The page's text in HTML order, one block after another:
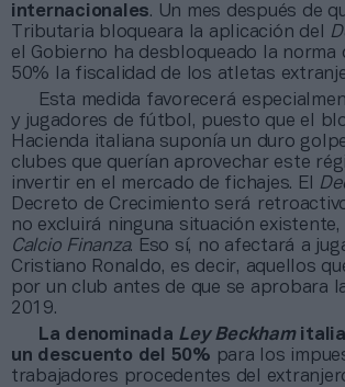
internacionales. Un mes después de
Tributaria bloqueara la aplicación del
el Gobierno ha desbloqueado la norma
50% la fiscalidad de los atletas
Esta medida favorecerá
y jugadores de fútbol, puesto que el
Hacienda italiana suponía un duro
clubes que querían aprovechar este
invertir en el mercado de fichajes. El
Decreto de Crecimiento será
no excluirá ninguna situación
Calcio Finanza. Eso sí, no afectará a
Cristiano Ronaldo, es decir, aquellos
por un club antes de que se aprobara
2019.
La denominada Ley Beckham
un descuento del 50% para los
trabajadores procedentes del